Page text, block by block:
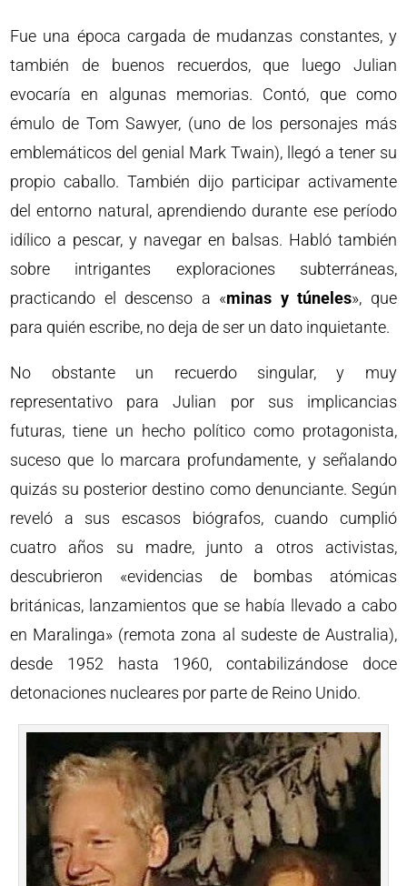
Fue una época cargada de mudanzas constantes, y
también de buenos recuerdos, que luego Julian
evocaría en algunas memorias. Contó, que como
émulo de Tom Sawyer, (uno de los personajes más
emblemáticos del genial Mark Twain), llegó a tener su
propio caballo. También dijo participar activamente
del entorno natural, aprendiendo durante ese período
idílico a pescar, y navegar en balsas. Habló también
sobre intrigantes exploraciones subterráneas,
practicando el descenso a «minas y túneles», que
para quién escribe, no deja de ser un dato inquietante.
No obstante un recuerdo singular, y muy
representativo para Julian por sus implicancias
futuras, tiene un hecho político como protagonista,
suceso que lo marcara profundamente, y señalando
quizás su posterior destino como denunciante. Según
reveló a sus escasos biógrafos, cuando cumplió
cuatro años su madre, junto a otros activistas,
descubrieron «evidencias de bombas atómicas
británicas, lanzamientos que se había llevado a cabo
en Maralinga» (remota zona al sudeste de Australia),
desde 1952 hasta 1960, contabilizándose doce
detonaciones nucleares por parte de Reino Unido.